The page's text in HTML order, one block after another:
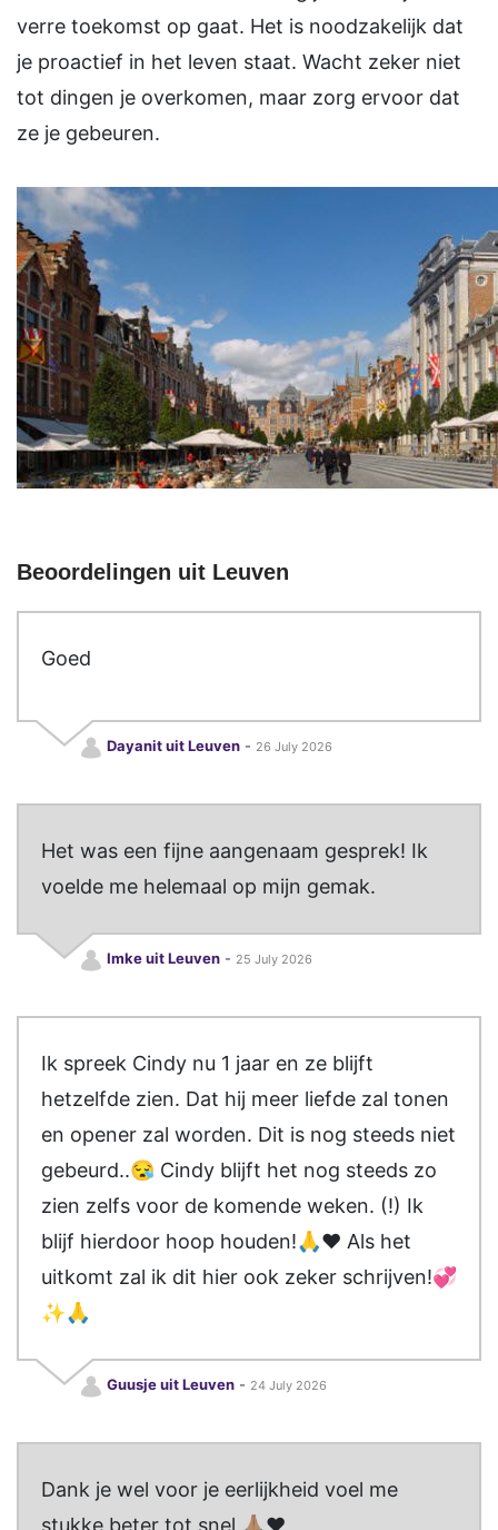
verre toekomst op gaat. Het is noodzakelijk dat
je proactief in het leven staat. Wacht zeker niet
tot dingen je overkomen, maar zorg ervoor dat
ze je gebeuren.
Beoordelingen uit Leuven
Goed
Dayanit uit Leuven- 26 July 2026
Het was een fijne aangenaam gesprek! Ik
voelde me helemaal op mijn gemak.
Imke uit Leuven- 25 July 2026
Ik spreek Cindy nu 1 jaar en ze blijft
hetzelfde zien. Dat hij meer liefde zal tonen
en opener zal worden. Dit is nog steeds niet
gebeurd..😪 Cindy blijft het nog steeds zo
zien zelfs voor de komende weken. (!) Ik
blijf hierdoor hoop houden!🙏❤️ Als het
uitkomt zal ik dit hier ook zeker schrijven!💞
✨️🙏
Guusje uit Leuven- 24 July 2026
Dank je wel voor je eerlijkheid voel me